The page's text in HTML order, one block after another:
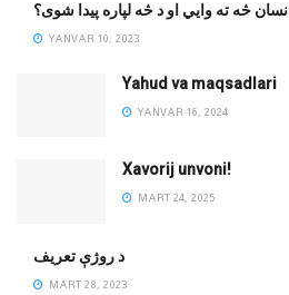
انسان څه ته وایي او د څه لپاره پیدا شوی؟
YANVAR 10, 2023
Yahud va maqsadlari
YANVAR 16, 2024
Xavorij unvoni!
MART 24, 2025
‌د روژې تعریف
MART 28, 2023